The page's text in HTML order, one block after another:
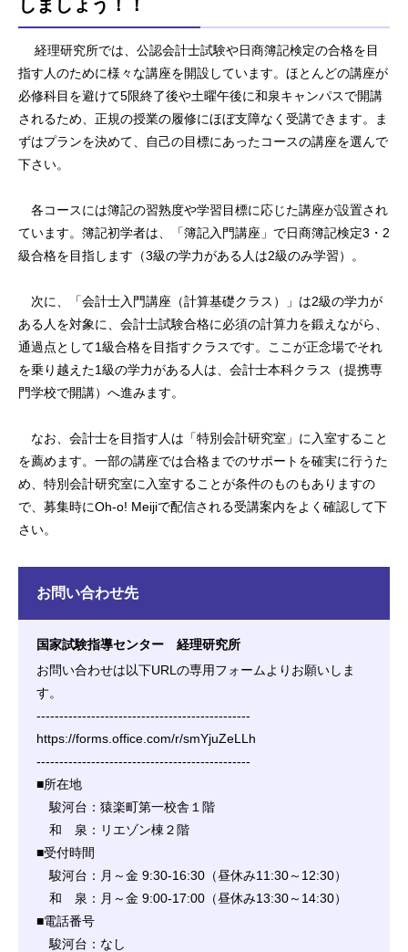
しましょう！！
経理研究所では、公認会計士試験や日商簿記検定の合格を目
指す人のために様々な講座を開設しています。ほとんどの講座が
必修科目を避けて5限終了後や土曜午後に和泉キャンパスで開講
されるため、正規の授業の履修にほぼ支障なく受講できます。ま
ずはプランを決めて、自己の目標にあったコースの講座を選んで
下さい。
各コースには簿記の習熟度や学習目標に応じた講座が設置され
ています。簿記初学者は、「簿記入門講座」で日商簿記検定3・2
級合格を目指します（3級の学力がある人は2級のみ学習）。
次に、「会計士入門講座（計算基礎クラス）」は2級の学力が
ある人を対象に、会計士試験合格に必須の計算力を鍛えながら、
通過点として1級合格を目指すクラスです。ここが正念場でそれ
を乗り越えた1級の学力がある人は、会計士本科クラス（提携専
門学校で開講）へ進みます。
なお、会計士を目指す人は「特別会計研究室」に入室すること
を薦めます。一部の講座では合格までのサポートを確実に行うた
め、特別会計研究室に入室することが条件のものもありますの
で、募集時にOh-o! Meijiで配信される受講案内をよく確認して下
さい。
お問い合わせ先
国家試験指導センター 経理研究所
お問い合わせは以下URLの専用フォームよりお願いしま
す。
-----------------------------------------------
https://forms.office.com/r/smYjuZeLLh
-----------------------------------------------
■所在地
駿河台：猿楽町第一校舎１階
和 泉：リエゾン棟２階
■受付時間
駿河台：月～金 9:30-16:30（昼休み11:30～12:30）
和 泉：月～金 9:00-17:00（昼休み13:30～14:30）
■電話番号
駿河台：なし